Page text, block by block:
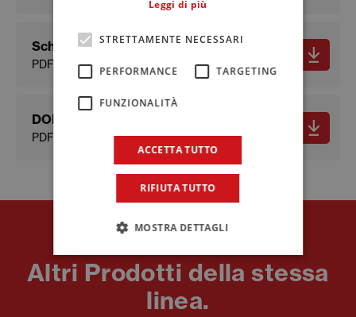
Scheda sicurezza
PDF - 178.41 KB
DOP
PDF - 224.65 KB
Altri Prodotti della stessa
linea.
Leggi di più
STRETTAMENTE NECESSARI
PERFORMANCE TARGETING
FUNZIONALITÀ
ACCETTA TUTTO
RIFIUTA TUTTO
MOSTRA DETTAGLI